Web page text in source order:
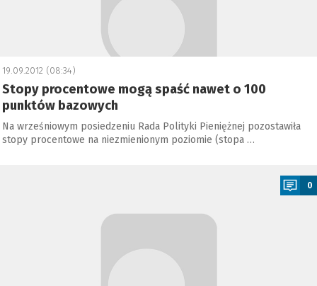
19.09.2012 (08:34)
Stopy procentowe mogą spaść nawet o 100
punktów bazowych
Na wrześniowym posiedzeniu Rada Polityki Pieniężnej pozostawiła
stopy procentowe na niezmienionym poziomie (stopa …
0